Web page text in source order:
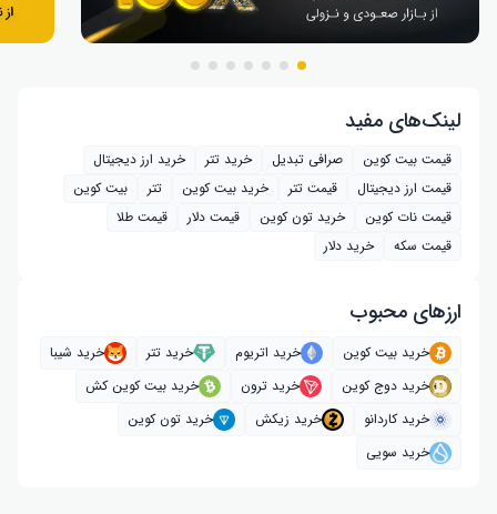
لینک‌های مفید
قیمت بیت کوین صرافی تبدیل خرید تتر
خرید ارز دیجیتال
قیمت ارز دیجیتال
قیمت تتر خرید بیت‌ کوین تتر
بیت کوین
قیمت نات کوین
خرید تون کوین قیمت دلار
قیمت طلا
قیمت سکه
خرید دلار
ارز‌های محبوب
خرید بیت کوین خرید اتریوم خرید تتر
خرید شیبا
خرید دوج کوین
خرید ترون
خرید بیت کوین کش
خرید کاردانو
خرید زیکش
خرید تون کوین
خرید سویی